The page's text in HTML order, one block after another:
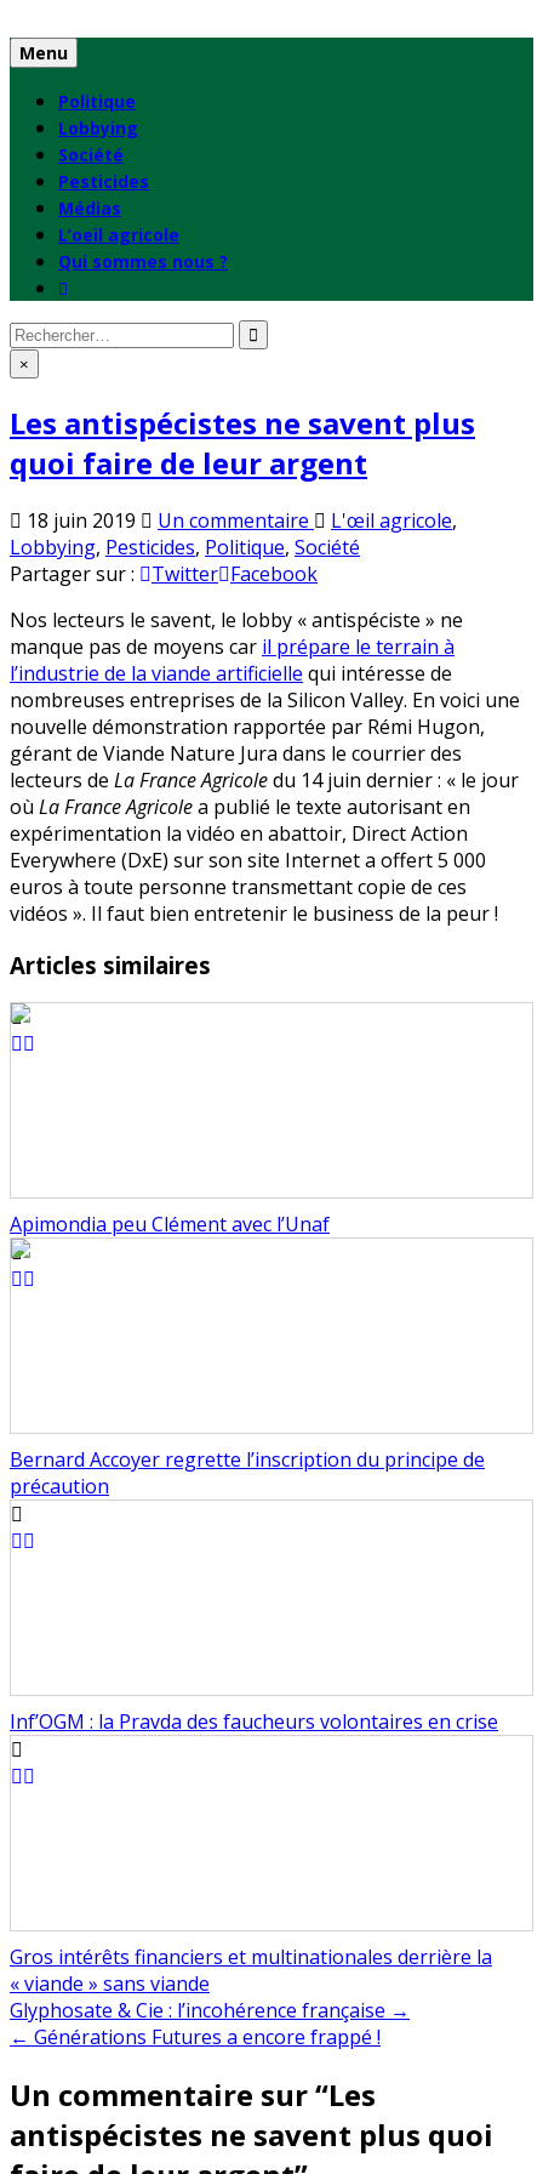
to
content
Menu
Politique
Lobbying
Société
Pesticides
Médias
L’oeil agricole
Qui sommes nous ?
Rechercher
: ×
Les antispécistes ne savent plus
quoi faire de leur argent
18 juin 2019 Un commentaire sur
Les
antispécistes
savent
plus
quoi
faire
de
leur
argent
Publié
en
L'œil agricole,
Lobbying, Pesticides, Politique, Société
Partager sur :
Twitter Facebook
Nos lecteurs le savent, le lobby « antispéciste » ne
manque pas de moyens car il prépare le terrain à
l’industrie de la viande artificielle qui intéresse de
nombreuses entreprises de la Silicon Valley. En voici une
nouvelle démonstration rapportée par Rémi Hugon,
gérant de Viande Nature Jura dans le courrier des
lecteurs de La France Agricoledu 14 juin dernier : « le jour
où La France Agricolea publié le texte autorisant en
expérimentation la vidéo en abattoir, Direct Action
Everywhere (DxE) sur son site Internet a offert 5 000
euros à toute personne transmettant copie de ces
vidéos ». Il faut bien entretenir le business de la peur !
Articles similaires
Apimondia peu Clément avec l’Unaf
Bernard Accoyer regrette l’inscription du principe de
précaution
Inf’OGM : la Pravda des faucheurs volontaires en crise
Gros intérêts financiers et multinationales derrière la
« viande » sans viande
Navigation
de
l’article
Glyphosate & Cie : l’incohérence française →
← Générations Futures a encore frappé !
Un commentaire sur “Les
antispécistes ne savent plus quoi